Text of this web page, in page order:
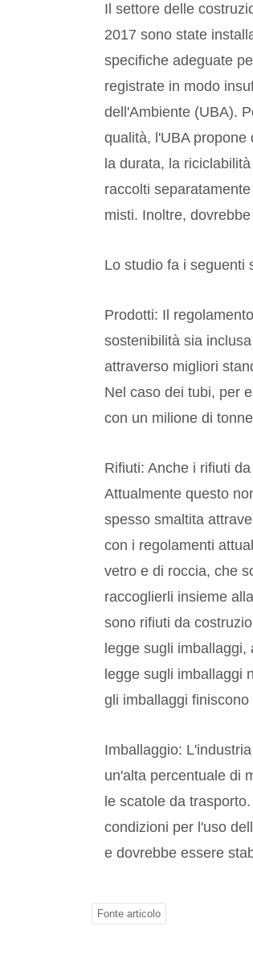
Il settore delle
2017 sono state
specifiche adeguate
registrate in modo
dell'Ambiente (UBA).
qualità, l'UBA
la durata, la
raccolti
misti. Inoltre,
Lo studio fa i seguenti
Prodotti: Il
sostenibilità sia
attraverso migliori
Nel caso dei tubi, per
con un milione di
Rifiuti: Anche i rifiuti
Attualmente questo
spesso smaltita
con i regolamenti
vetro e di roccia, che
raccoglierli insieme
sono rifiuti da
legge sugli
legge sugli imballaggi
gli imballaggi
Imballaggio:
un'alta percentuale di
le scatole da
condizioni per l'uso
e dovrebbe essere
Fonte articolo